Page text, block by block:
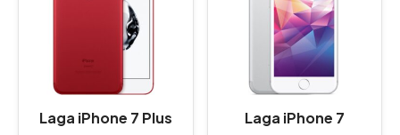
Laga iPhone 7 Plus Laga iPhone 7